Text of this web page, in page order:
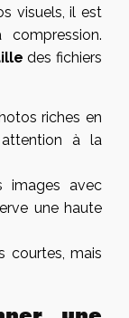
visuels, il est
des fichiers
riches en
à la
images avec
une haute
courtes, mais